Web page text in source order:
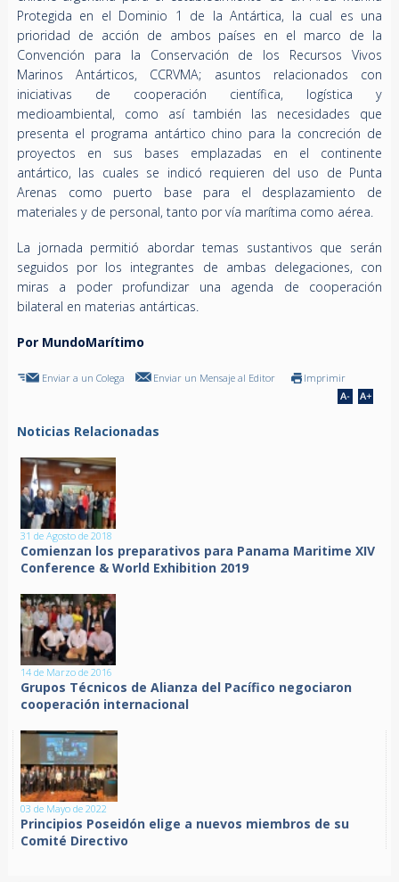
Protegida en el Dominio 1 de la Antártica, la cual es una
prioridad de acción de ambos países en el marco de la
Convención para la Conservación de los Recursos Vivos
Marinos Antárticos, CCRVMA; asuntos relacionados con
iniciativas de cooperación científica, logística y
medioambiental, como así también las necesidades que
presenta el programa antártico chino para la concreción de
proyectos en sus bases emplazadas en el continente
antártico, las cuales se indicó requieren del uso de Punta
Arenas como puerto base para el desplazamiento de
materiales y de personal, tanto por vía marítima como aérea.
La jornada permitió abordar temas sustantivos que serán
seguidos por los integrantes de ambas delegaciones, con
miras a poder profundizar una agenda de cooperación
bilateral en materias antárticas.
Por MundoMarítimo
Enviar a un Colega Enviar un Mensaje al Editor Imprimir
Noticias Relacionadas
31 de Agosto de 2018
Comienzan los preparativos para Panama Maritime XIV
Conference & World Exhibition 2019
14 de Marzo de 2016
Grupos Técnicos de Alianza del Pacífico negociaron
cooperación internacional
03 de Mayo de 2022
Principios Poseidón elige a nuevos miembros de su
Comité Directivo